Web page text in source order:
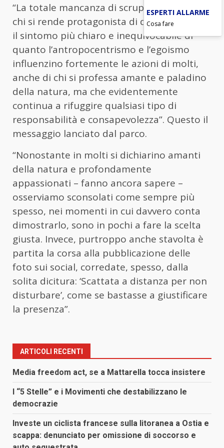
“La totale mancanza di scrupoli da parte di
chi si rende protagonista di queste azioni è
il sintomo più chiaro e inequivocabile di
quanto l’antropocentrismo e l’egoismo
influenzino fortemente le azioni di molti,
anche di chi si professa amante e paladino
della natura, ma che evidentemente
continua a rifuggire qualsiasi tipo di
responsabilità e consapevolezza”. Questo il
messaggio lanciato dal parco.
“Nonostante in molti si dichiarino amanti
della natura e profondamente
appassionati – fanno ancora sapere –
osserviamo sconsolati come sempre più
spesso, nei momenti in cui davvero conta
dimostrarlo, sono in pochi a fare la scelta
giusta. Invece, purtroppo anche stavolta è
partita la corsa alla pubblicazione delle
foto sui social, corredate, spesso, dalla
solita dicitura: ‘Scattata a distanza per non
disturbare’, come se bastasse a giustificare
la presenza”.
ARTICOLI RECENTI
Media freedom act, se a Mattarella tocca insistere
I “5 Stelle” e i Movimenti che destabilizzano le
democrazie
Investe un ciclista francese sulla litoranea a Ostia e
scappa: denunciato per omissione di soccorso e
ESPERTI ALLARME
Cosa fare